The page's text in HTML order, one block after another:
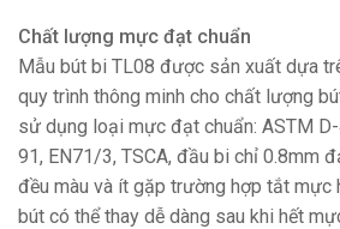
Chất lượng mực đạt chuẩn
Mẫu bút bi TL08 được sản xuất dựa
quy trình thông minh cho chất lượng
sử dụng loại mực đạt chuẩn: ASTM
91, EN71/3, TSCA, đầu bi chỉ 0.8mm
đều màu và ít gặp trường hợp tắt mực
bút có thể thay dễ dàng sau khi hết